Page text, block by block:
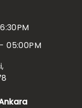
05:00PM